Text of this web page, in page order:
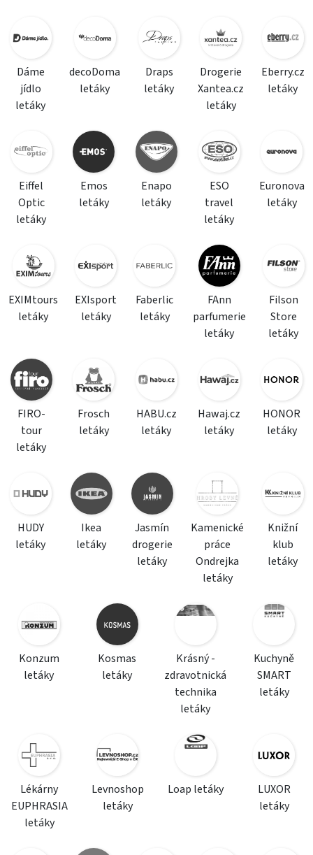
Dáme
jídlo
letáky
decoDoma
letáky
Draps
letáky
Drogerie
Xantea.cz
letáky
Eberry.cz
letáky
Eiffel
Optic
letáky
Emos
letáky
Enapo
letáky
ESO
travel
letáky
Euronova
letáky
EXIMtours
letáky
EXIsport
letáky
Faberlic
letáky
FAnn
parfumerie
letáky
Filson
Store
letáky
FIRO-
tour
letáky
Frosch
letáky
HABU.cz
letáky
Hawaj.cz
letáky
HONOR
letáky
HUDY
letáky
Ikea
letáky
Jasmín
drogerie
letáky
Kamenické
práce
Ondrejka
letáky
Knižní
klub
letáky
Konzum
letáky
Kosmas
letáky
Krásný -
zdravotnická
technika
letáky
Kuchyně
SMART
letáky
Lékárny
EUPHRASIA
letáky
Levnoshop
letáky
Loap letáky
LUXOR
letáky